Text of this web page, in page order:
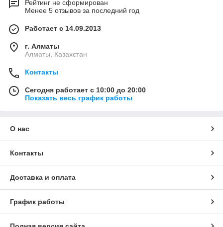
Рейтинг не сформирован
Менее 5 отзывов за последний год
Работает с 14.09.2013
г. Алматы
Алматы, Казахстан
Контакты
Сегодня работает с 10:00 до 20:00
Показать весь график работы
О нас
Контакты
Доставка и оплата
График работы